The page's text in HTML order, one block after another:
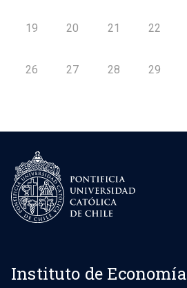
19 20 21 22
26 27 28 29
Instituto de Economía